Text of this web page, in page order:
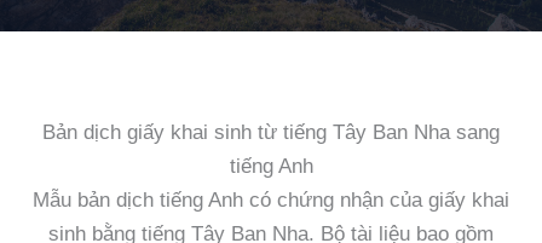
Bản dịch giấy khai sinh từ tiếng Tây Ban Nha sang
tiếng Anh
Mẫu bản dịch tiếng Anh có chứng nhận của giấy khai
sinh bằng tiếng Tây Ban Nha. Bộ tài liệu bao gồm